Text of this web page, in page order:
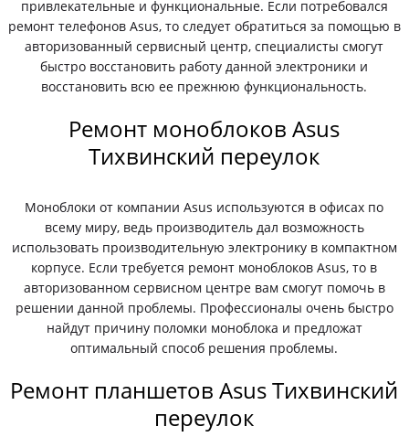
привлекательные и функциональные. Если потребовался
ремонт телефонов Asus, то следует обратиться за помощью в
авторизованный сервисный центр, специалисты смогут
быстро восстановить работу данной электроники и
восстановить всю ее прежнюю функциональность.
Ремонт моноблоков Asus
Тихвинский переулок
Моноблоки от компании Asus используются в офисах по
всему миру, ведь производитель дал возможность
использовать производительную электронику в компактном
корпусе. Если требуется ремонт моноблоков Asus, то в
авторизованном сервисном центре вам смогут помочь в
решении данной проблемы. Профессионалы очень быстро
найдут причину поломки моноблока и предложат
оптимальный способ решения проблемы.
Ремонт планшетов Asus Тихвинский
переулок